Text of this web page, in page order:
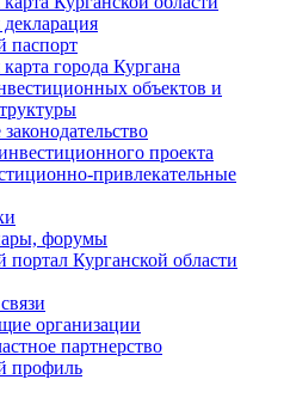
паспорт
города Кургана
объектов и
проекта
привлекательные
форумы
Курганской области
организации
партнерство
профиль